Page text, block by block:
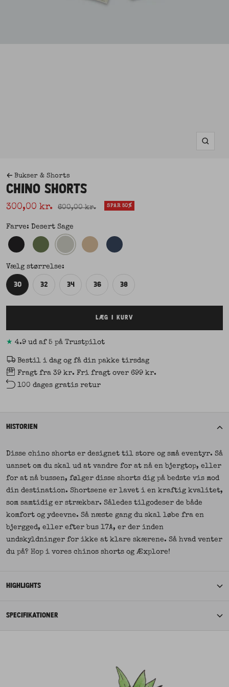
Zoom
Bukser & Shorts
CHINO SHORTS
Udsalgspris
300,00 kr. Normal pris
600,00 kr. SPAR 50%
Farve: Desert Sage
Vælg størrelse:
30 32 34 36 38
LÆG I KURV
★ 4.9 ud af 5 på Trustpilot
Bestil i dag og få din pakke tirsdag
Fragt fra 39 kr. Fri fragt over 699 kr.
100 dages gratis retur
HISTORIEN
Disse chino shorts er designet til store og små eventyr. Så
uanset om du skal ud at vandre for at nå en bjergtop, eller
for at nå bussen, følger disse shorts dig på bedste vis mod
din destination. Shortsene er lavet i en kraftig kvalitet,
som samtidig er strækbar. Således tilgodeser de både
komfort og ydeevne. Så næste gang du skal løbe fra en
bjergged, eller efter bus 17A, er der inden
undskyldninger for ikke at klare skærene. Så hvad venter
du på? Hop i vores chinos shorts og Æxplore!
HIGHLIGHTS
SPECIFIKATIONER